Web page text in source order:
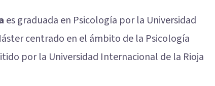
es graduada en Psicología por la Universidad
centrado en el ámbito de la Psicología
por la Universidad Internacional de la Rioja